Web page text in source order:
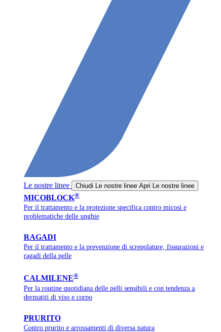
Le nostre linee Chiudi Le nostre linee Apri Le nostre linee
MICOBLOCK®
Per il trattamento e la protezione specifica contro micosi e
problematiche delle unghie
RAGADI
Per il trattamento e la prevenzione di screpolature, fissurazioni e
ragadi della pelle
CALMILENE®
Per la routine quotidiana delle pelli sensibili e con tendenza a
dermatiti di viso e corpo
PRURITO
Contro prurito e arrossamenti di diversa natura